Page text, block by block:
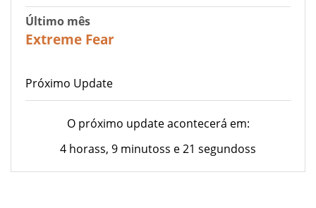
Último mês
Extreme Fear
Próximo Update
O próximo update acontecerá em:
4 horass, 9 minutoss e 21 segundoss